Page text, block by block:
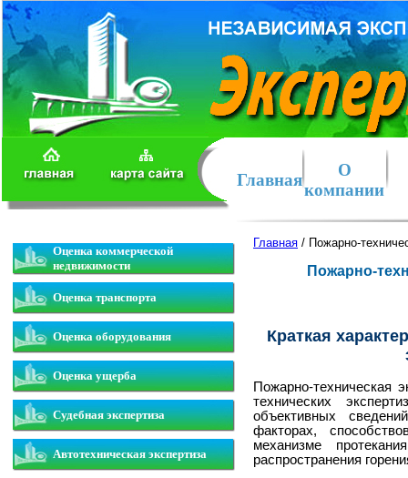
Главная
О
компании
Оценка коммерческой
недвижимости
Оценка транспорта
Оценка оборудования
Оценка ущерба
Судебная экспертиза
Автотехническая экспертиза
Главная / Пожарно-
Пожарно-
Краткая
Пожарно-техническая
технических
объективных
факторах,
механизме
распространения